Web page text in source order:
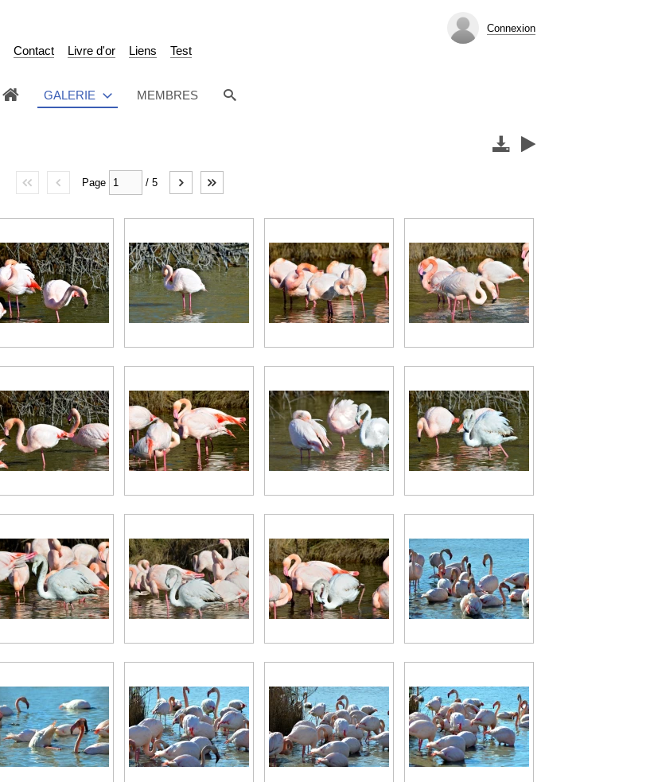
Connexion
GALERIE MEMBRES
 
Page / 5
Contact Livre d'or Liens Test